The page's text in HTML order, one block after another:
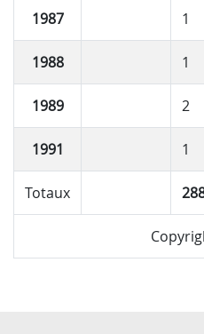
1987 1
1988 1
1989 2
1991 1
Totaux